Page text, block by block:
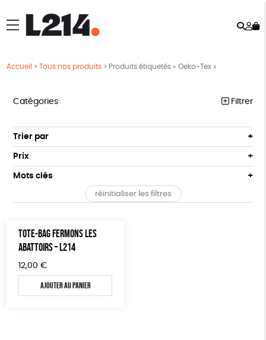
menu
Accueil >Tous nos produits > Produits étiquetés « Oeko-Tex »
Catégories Filtrer
MARCHE POUR LA FERMETURE DES ABATTOIRS
OUTILS MILITANTS
TRACTS
CARTES
BROCHURES
OUTILS ÉDUCATIFS
MON JOURNAL ANIMAL
Trier par
Par défaut
Popularité
Prix : du - cher au + cher
Prix
Tous
50 € - 100 €
150 € - 200 €
Plus de 200€
Mots clés
OEKO-Tex, PETA approuved vegan
réinitialiser les filtres
TOTE-BAG FERMONS LES
ABATTOIRS – L214
12,00 €
Ajouter au panier